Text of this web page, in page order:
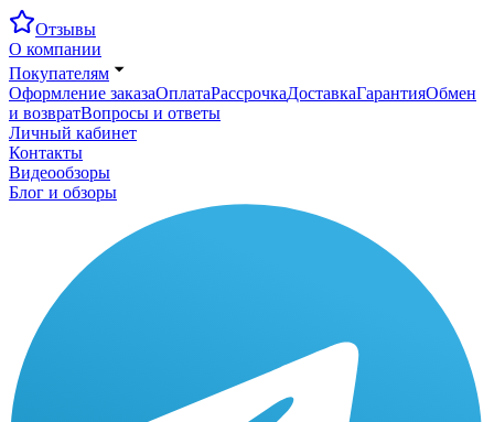
Отзывы
О компании
Покупателям
Оформление заказаОплатаРассрочкаДоставкаГарантияОбмен
и возвратВопросы и ответы
Личный кабинет
Контакты
Видеообзоры
Блог и обзоры